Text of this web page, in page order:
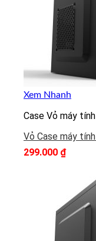
Xem Nhanh
Case Vỏ máy tính
Vỏ Case máy
299.000 ₫